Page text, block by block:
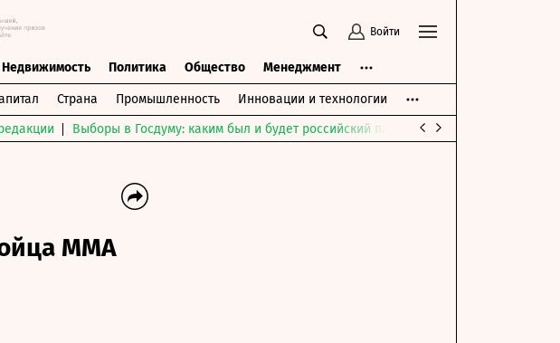
Войти
Недвижимость Политика Общество Менеджмент
Страна Промышленность Инновации и технологии
Выборы в Госдуму: каким был и будет российский парламент
MMA